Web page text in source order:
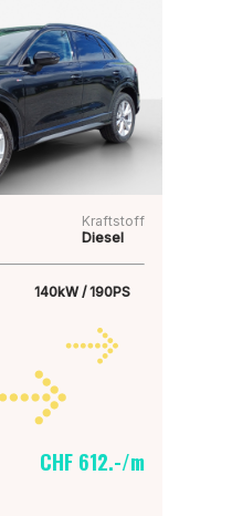
Kraftstoff
Diesel
140kW / 190PS
CHF 612.-/m